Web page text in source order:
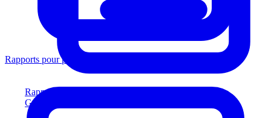
Rapports pour prêteurs
Générez des rapports conformes aux prêteurs
Rapports pour prêteurs